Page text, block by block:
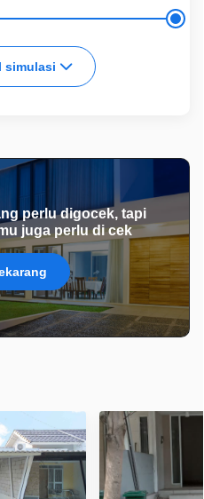
simulasi
perlu digocek, tapi
juga perlu di cek